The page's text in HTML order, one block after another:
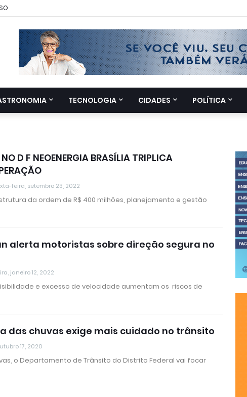
TECNOLOGIA CIDADES POLÍTICA
D F NEOENERGIA BRASÍLIA TRIPLICA
feira, setembro 23, 2022
da ordem de R$ 400 milhões, planejamento e gestão
alerta motoristas sobre direção segura no
janeiro 12, 2022
e excesso de velocidade aumentam os riscos de
das chuvas exige mais cuidado no trânsito
17, 2020
o Departamento de Trânsito do Distrito Federal vai focar